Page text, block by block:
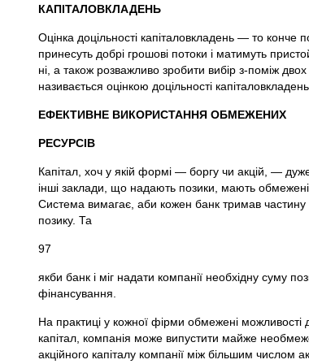
КАПІТАЛОВКЛАДЕНЬ
Оцінка доцільності капіталовкладень — то
принесуть добрі грошові потоки і матимуть
ні, а також розважливо зробити вибір з-поміж
називається оцінкою доцільності капіталовкладень.
ЕФЕКТИВНЕ ВИКОРИСТАННЯ ОБМЕЖЕНИХ
РЕСУРСІВ
Капітал, хоч у якій формі — боргу чи акцій, —
інші заклади, що надають позики, мають
Система вимагає, аби кожен банк тримав частину
позику. Та
97
якби банк і міг надати компанії необхідну суму
фінансування.
На практиці у кожної фірми обмежені
капітал, компанія може випустити майже
акційного капіталу компанії між більшим числом